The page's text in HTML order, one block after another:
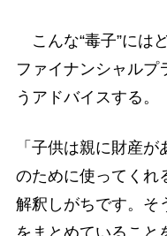
こんな“毒子”には
ファイナンシャルプ
うアドバイスする。
「子供は親に財産
のために使ってくれ
解釈しがちです。そ
をまとめていること